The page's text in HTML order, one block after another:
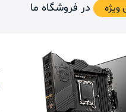
در فروشگاه ما